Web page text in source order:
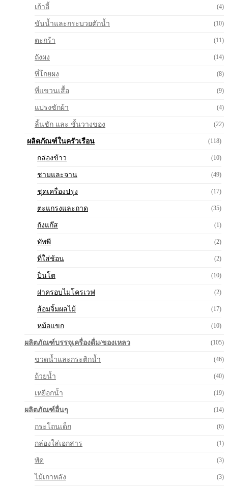
เก้าอี้ (4)
ขันน้ำและกระบวยตักน้ำ (10)
ตะกร้า (11)
ถังผง (14)
ที่โกยผง (8)
ที่แขวนเสื้อ (9)
แปรงซักผ้า (4)
ลิ้นชัก และ ชั้นวางของ (22)
ผลิตภัณฑ์ในครัวเรือน (118)
กล่องข้าว (10)
ชามและจาน (49)
ชุดเครื่องปรุง (17)
ตะแกรงและถาด (35)
ถังแก๊ส (1)
ทัพพี (2)
ที่ใส่ช้อน (2)
ปิ่นโต (10)
ฝาครอบไมโครเวฟ (2)
ส้อมจิ้มผลไม้ (17)
หม้อแขก (10)
ผลิตภัณฑ์บรรจุเครื่องดื่ม/ของเหลว (105)
ขวดน้ำและกระติกน้ำ (46)
ถ้วยน้ำ (40)
เหยือกน้ำ (19)
ผลิตภัณฑ์อื่นๆ (14)
กระโถนเด็ก (6)
กล่องใส่เอกสาร (1)
พัด (3)
ไม้เกาหลัง (3)